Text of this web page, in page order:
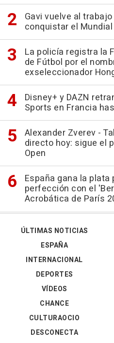
Gavi vuelve al
conquistar el
La policía registra la
de Fútbol por el
exseleccionador
Disney+ y DAZN
Sports en Francia
Alexander Zverev -
directo hoy: sigue el
Open
España gana la plata
perfección con el
Acrobática de París
ÚLTIMAS NOTICIAS
ESPAÑA
INTERNACIONAL
DEPORTES
VÍDEOS
CHANCE
CULTURAOCIO
DESCONECTA